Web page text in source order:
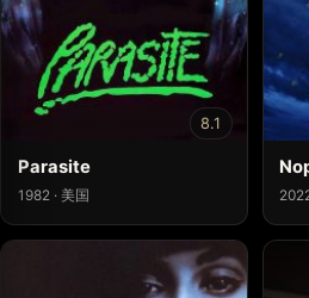
8.1
Parasite
1982 · 美国